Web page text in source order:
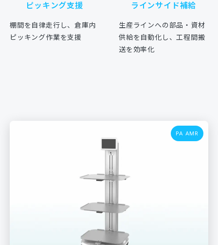
ピッキング支援
棚間を自律走行し、倉庫内
ピッキング作業を支援
ラインサイド補給
生産ラインへの部品・資材
供給を自動化し、工程間搬
送を効率化
PA AMR